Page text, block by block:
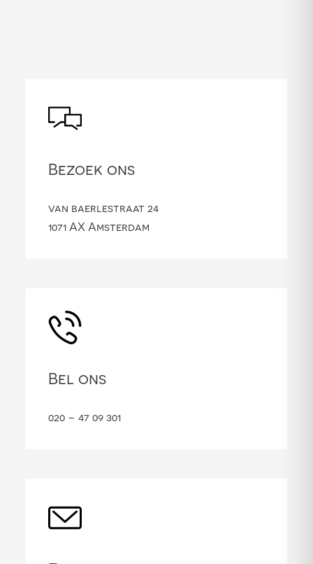
Bezoek ons
van baerlestraat 24
1071 AX Amsterdam
Bel ons
020 – 47 09 301